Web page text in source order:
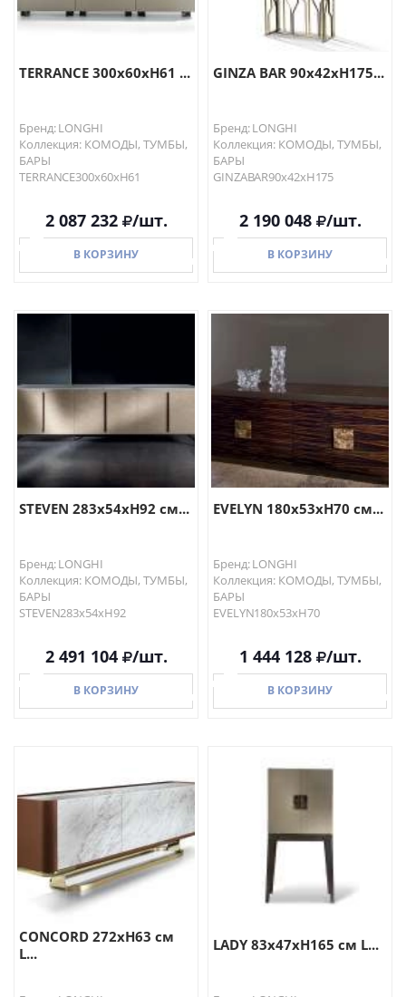
TERRANCE 300x60хH61 ...
Бренд: LONGHI
Коллекция: КОМОДЫ, ТУМБЫ,
БАРЫ
TERRANCE300x60хH61
2 087 232 /шт.
В КОРЗИНУ
GINZA BAR 90x42xH175...
Бренд: LONGHI
Коллекция: КОМОДЫ, ТУМБЫ,
БАРЫ
GINZABAR90x42xH175
2 190 048 /шт.
В КОРЗИНУ
В КОРЗИНУ
STEVEN 283x54xH92 см...
Бренд: LONGHI
Коллекция: КОМОДЫ, ТУМБЫ,
БАРЫ
STEVEN283x54xH92
2 491 104 /шт.
В КОРЗИНУ
В КОРЗИНУ
EVELYN 180x53xH70 см...
Бренд: LONGHI
Коллекция: КОМОДЫ, ТУМБЫ,
БАРЫ
EVELYN180x53xH70
1 444 128 /шт.
В КОРЗИНУ
CONCORD 272хH63 см
L...
LADY 83x47xH165 см L...